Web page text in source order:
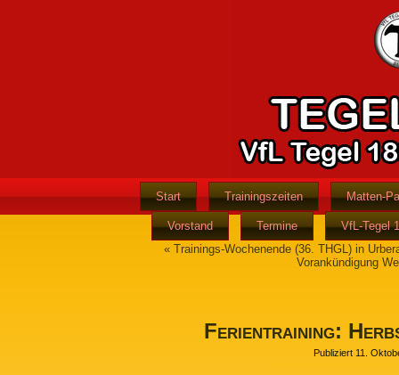
Start Trainingszeiten Matten-
Vorstand Termine
VfL-Tegel
« Trainings-Wochenende (36. THGL) in
Vorankündigung
Ferientraining:
Publiziert 11.